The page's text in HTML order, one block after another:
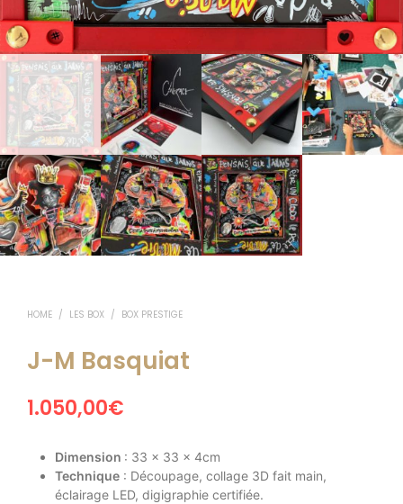
HOME / LES BOX / BOX PRESTIGE
J-M Basquiat
1.050,00€
Dimension : 33 x 33 x 4cm
Technique: Découpage, collage 3D fait main,
éclairage LED, digigraphie certifiée.